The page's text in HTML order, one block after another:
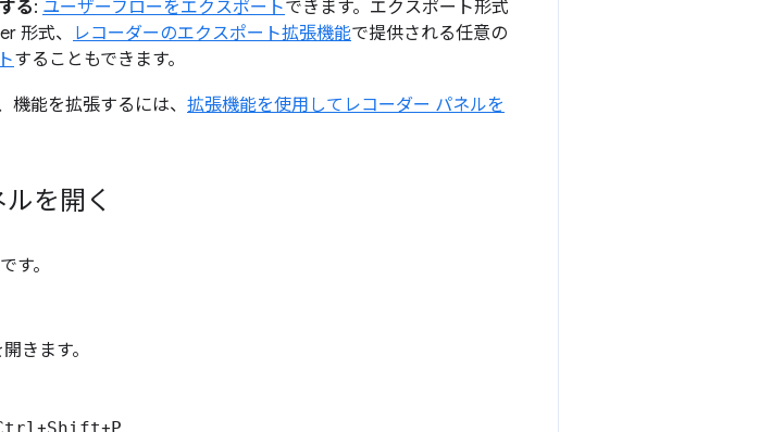
る: ユーザーフローをエクスポートできます。エクスポート形式
形式、
レコーダーのエクスポート拡張機能で提供される任意の
することもできます。
能を拡張するには、 拡張機能を使用してレコーダー パネルを
を開く
す。
きます。